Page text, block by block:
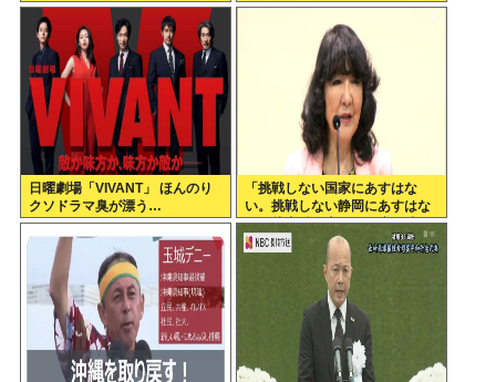
日曜劇場「VIVANT」 ほんのり
クソドラマ臭が漂う…
「挑戦しない国家にあすはな
い。挑戦しない静岡にあすはな
い」片山財務大臣が政府の成長
戦略など講演=静岡市葵区